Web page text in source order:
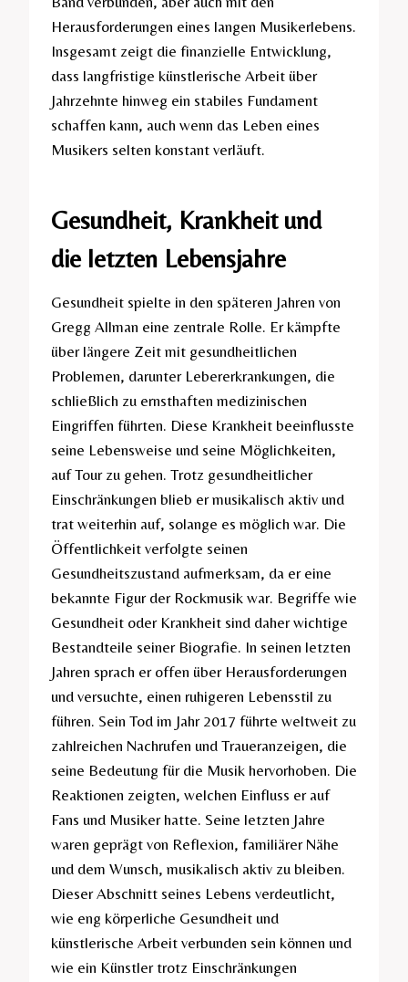
Herausforderungen eines langen Musikerlebens.
Insgesamt zeigt die finanzielle Entwicklung,
dass langfristige künstlerische Arbeit über
Jahrzehnte hinweg ein stabiles Fundament
schaffen kann, auch wenn das Leben eines
Musikers selten konstant verläuft.
Gesundheit, Krankheit und
die letzten Lebensjahre
Gesundheit spielte in den späteren Jahren von
Gregg Allman eine zentrale Rolle. Er kämpfte
über längere Zeit mit gesundheitlichen
Problemen, darunter Lebererkrankungen, die
schließlich zu ernsthaften medizinischen
Eingriffen führten. Diese Krankheit beeinflusste
seine Lebensweise und seine Möglichkeiten,
auf Tour zu gehen. Trotz gesundheitlicher
Einschränkungen blieb er musikalisch aktiv und
trat weiterhin auf, solange es möglich war. Die
Öffentlichkeit verfolgte seinen
Gesundheitszustand aufmerksam, da er eine
bekannte Figur der Rockmusik war. Begriffe wie
Gesundheit oder Krankheit sind daher wichtige
Bestandteile seiner Biografie. In seinen letzten
Jahren sprach er offen über Herausforderungen
und versuchte, einen ruhigeren Lebensstil zu
führen. Sein Tod im Jahr 2017 führte weltweit zu
zahlreichen Nachrufen und Traueranzeigen, die
seine Bedeutung für die Musik hervorhoben. Die
Reaktionen zeigten, welchen Einfluss er auf
Fans und Musiker hatte. Seine letzten Jahre
waren geprägt von Reflexion, familiärer Nähe
und dem Wunsch, musikalisch aktiv zu bleiben.
Dieser Abschnitt seines Lebens verdeutlicht,
wie eng körperliche Gesundheit und
künstlerische Arbeit verbunden sein können und
wie ein Künstler trotz Einschränkungen